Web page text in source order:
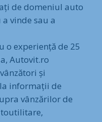
de domeniul auto
vinde sau a
o experiență de 25
Autovit.ro
și
informații de
vânzărilor de